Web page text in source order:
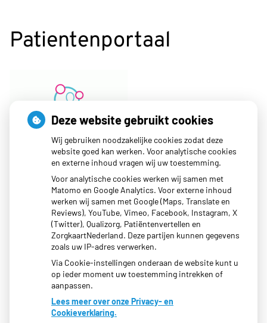
Patientenportaal
Moet ik naar de dokter?
Deze website gebruikt cookies
Wij gebruiken noodzakelijke cookies zodat deze
website goed kan werken. Voor analytische cookies
en externe inhoud vragen wij uw toestemming.
Voor analytische cookies werken wij samen met
Matomo en Google Analytics. Voor externe inhoud
werken wij samen met Google (Maps, Translate en
Reviews), YouTube, Vimeo, Facebook, Instagram, X
(Twitter), Qualizorg, Patiëntenvertellen en
ZorgkaartNederland. Deze partijen kunnen gegevens
zoals uw IP-adres verwerken.
Via Cookie-instellingen onderaan de website kunt u
op ieder moment uw toestemming intrekken of
aanpassen.
Lees meer over onze Privacy- en
Cookieverklaring.